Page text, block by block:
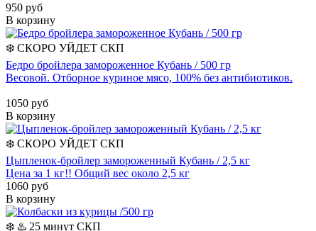
950 руб
В корзину
❄️ СКОРО УЙДЕТ СКП
Бедро бройлера замороженное Кубань / 500 гр
Весовой. Отборное куриное мясо, 100% без антибиотиков.
1050 руб
В корзину
❄️ СКОРО УЙДЕТ СКП
Цыпленок-бройлер замороженный Кубань / 2,5 кг
Цена за 1 кг!! Общий вес около 2,5 кг
1060 руб
В корзину
❄️ ♨️ 25 минут СКП